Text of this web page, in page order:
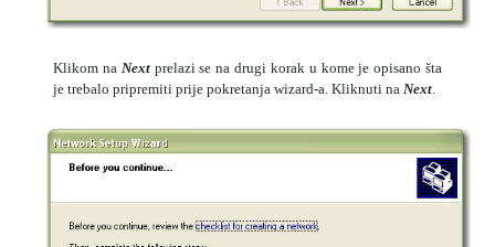
Klikom na Next prelazi se na drugi korak u kome je opisano šta
je trebalo pripremiti prije pokretanja wizard-a. Kliknuti na Next.